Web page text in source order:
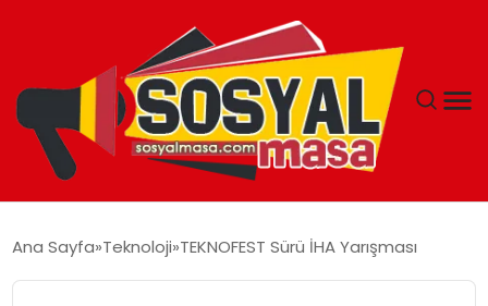
EKONOMI
Ana Sayfa Teknoloji TEKNOFEST Sürü İHA Yarışması